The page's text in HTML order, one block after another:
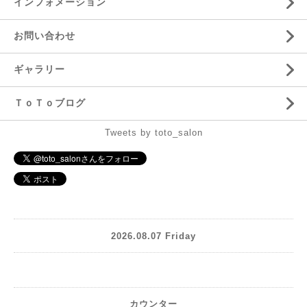
お問い合わせ
ギャラリー
ＴｏＴｏブログ
Tweets by toto_salon
2026.08.07 Friday
カウンター